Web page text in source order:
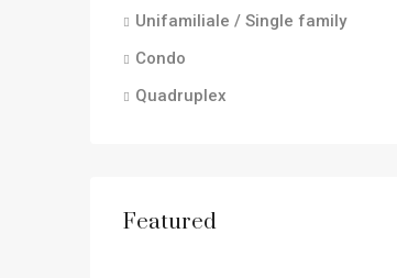
Unifamiliale / Single family
Condo
Quadruplex
Featured